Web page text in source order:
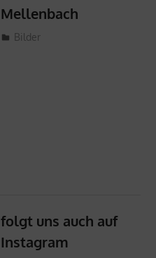
Mellenbach
5. Mai 2024
ProMellental
Bilder
folgt uns auch auf
Instagram